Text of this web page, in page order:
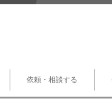
依頼・相談する